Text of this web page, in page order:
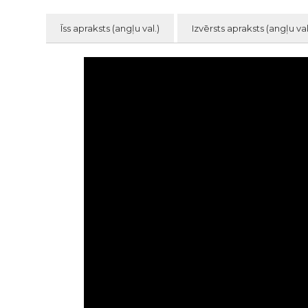
Īss apraksts (angļu val.) Izvērsts apraksts (angļu